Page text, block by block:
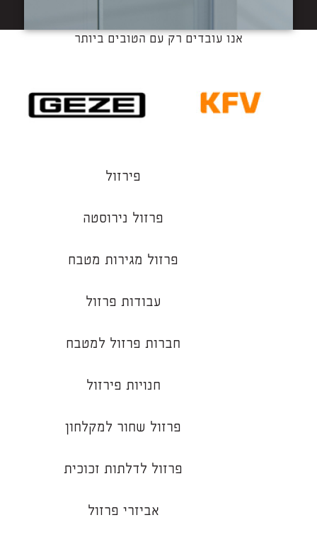
אנו עובדים רק עם הטובים ביותר
פירזול
פרזול נירוסטה
פרזול מגירות מטבח
עבודות פרזול
חברות פרזול למטבח
חנויות פירזול
פרזול שחור למקלחון
פרזול לדלתות זכוכית
אביזרי פרזול